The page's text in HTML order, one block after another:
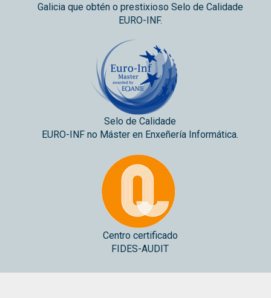
Galicia que obtén o prestixioso Selo de Calidade
EURO-INF.
Selo de Calidade
EURO-INF no Máster en Enxeñería Informática.
Centro certificado
FIDES-AUDIT